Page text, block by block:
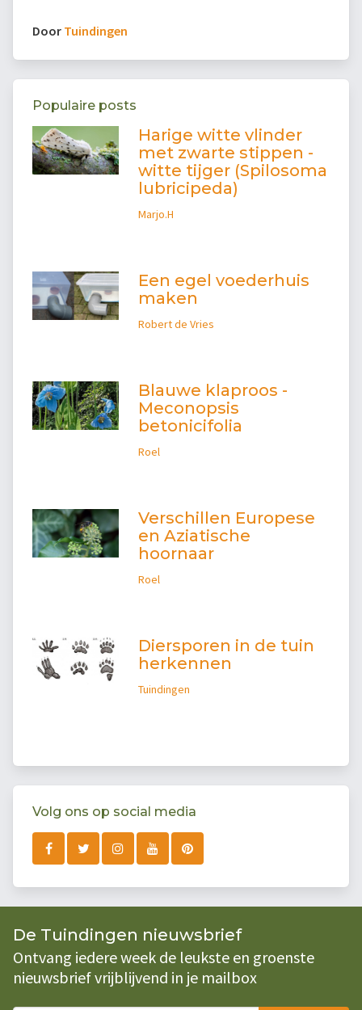
Door Tuindingen
Populaire posts
Harige witte vlinder
met zwarte stippen -
witte tijger (Spilosoma
lubricipeda)
Marjo.H
Een egel voederhuis
maken
Robert de Vries
Blauwe klaproos -
Meconopsis
betonicifolia
Roel
Verschillen Europese
en Aziatische
hoornaar
Roel
Diersporen in de tuin
herkennen
Tuindingen
Volg ons op social media
De Tuindingen nieuwsbrief
Ontvang iedere week de leukste en groenste
nieuwsbrief vrijblijvend in je mailbox